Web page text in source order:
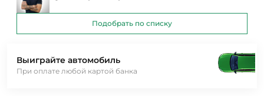
Выиграйте автомобиль
При оплате любой картой банка
Подобрать по списку